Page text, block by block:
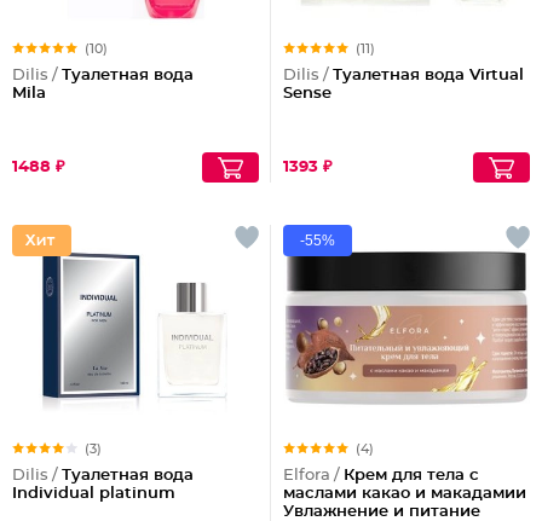
(10)
Dilis / Туалетная вода
Mila
1488 ₽
(11)
Dilis / Туалетная вода Virtual
Sense
1393 ₽
(3)
Dilis / Туалетная вода
Individual platinum
-55%
(4)
Elfora / Крем для тела с
маслами какао и макадамии
Увлажнение и питание